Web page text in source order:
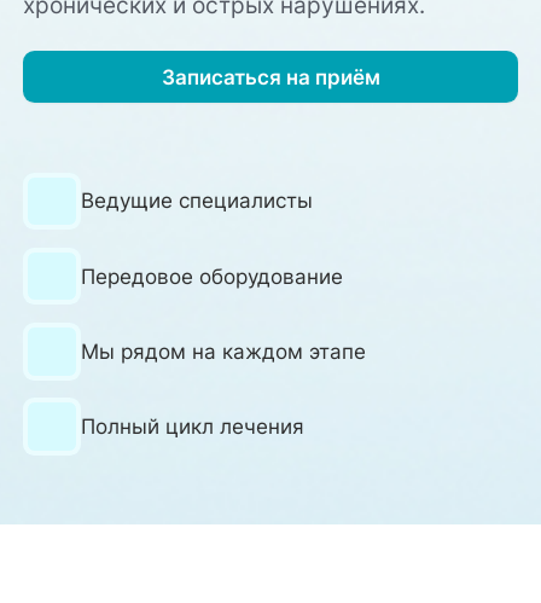
Записаться на приём
Ведущие специалисты
Передовое оборудование
Мы рядом на каждом этапе
Полный цикл лечения